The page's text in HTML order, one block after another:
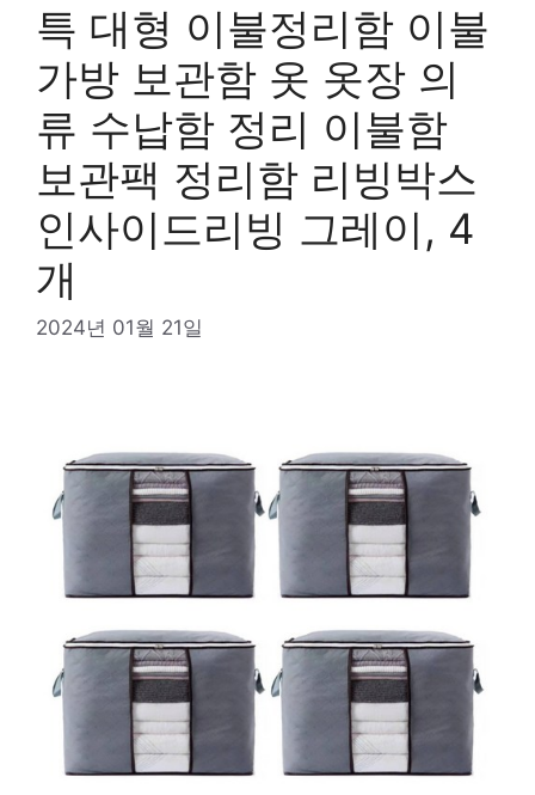
특 대형 이불정리함 이불
가방 보관함 옷 옷장 의
류 수납함 정리 이불함
보관팩 정리함 리빙박스
인사이드리빙 그레이, 4
개
2024년 01월 21일